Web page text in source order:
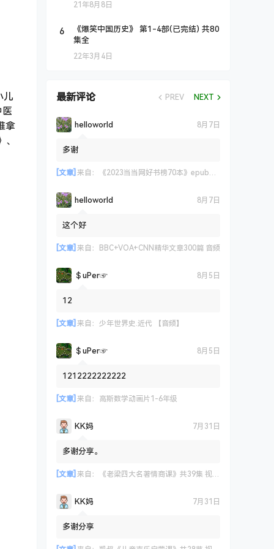
儿
拿
21年8月8日
6
《爆笑中国历史》 第1-4部(已完结) 共80
集全
22年3月4日
最新评论 PREV NEXT
helloworld 8月7日
多谢
[文章] 来自： 《2023当当网好书榜70本》epub+azw3+mobi格式
helloworld 8月7日
这个好
[文章] 来自： BBC+VOA+CNN精华文章300篇 音频
＄uΡer☞ 8月5日
12
[文章] 来自： 少年世界史.近代 【音频】
＄uΡer☞ 8月5日
1212222222222
[文章] 来自： 高斯数学动画片1-6年级
KK妈 7月31日
多谢分享。
[文章] 来自： 《老梁四大名著情商课》共39集 视频课程
KK妈 7月31日
多谢分享